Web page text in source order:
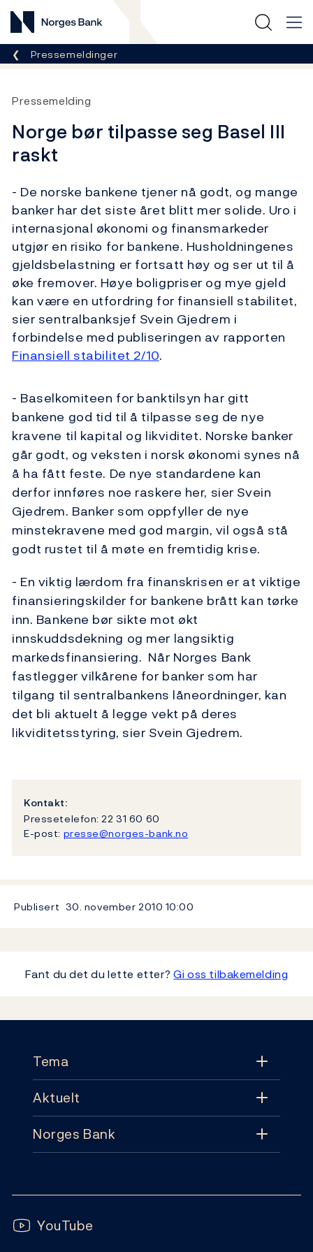
Norges Bank
Her er du nå:
Pressemeldinger
Pressemelding
Norge bør tilpasse seg Basel III
raskt
- De norske bankene tjener nå godt, og mange
banker har det siste året blitt mer solide. Uro i
internasjonal økonomi og finansmarkeder
utgjør en risiko for bankene. Husholdningenes
gjeldsbelastning er fortsatt høy og ser ut til å
øke fremover. Høye boligpriser og mye gjeld
kan være en utfordring for finansiell stabilitet,
sier sentralbanksjef Svein Gjedrem i
forbindelse med publiseringen av rapporten
Finansiell stabilitet 2/10.
- Baselkomiteen for banktilsyn har gitt
bankene god tid til å tilpasse seg de nye
kravene til kapital og likviditet. Norske banker
går godt, og veksten i norsk økonomi synes nå
å ha fått feste. De nye standardene kan
derfor innføres noe raskere her, sier Svein
Gjedrem. Banker som oppfyller de nye
minstekravene med god margin, vil også stå
godt rustet til å møte en fremtidig krise.
- En viktig lærdom fra finanskrisen er at viktige
finansieringskilder for bankene brått kan tørke
inn. Bankene bør sikte mot økt
innskuddsdekning og mer langsiktig
markedsfinansiering. Når Norges Bank
fastlegger vilkårene for banker som har
tilgang til sentralbankens låneordninger, kan
det bli aktuelt å legge vekt på deres
likviditetsstyring, sier Svein Gjedrem.
Kontakt:
Pressetelefon: 22 31 60 60
E-post: presse@norges-bank.no
Publisert 30. november 2010 10:00
Fant du det du lette etter?Gi oss tilbakemelding
Tema
Tema
Pengepolitikk
Sedler og mynter
Aktuelt
Aktuelt
Publikasjoner
Norges Bank
Abonnement
Følg oss:
YouTube